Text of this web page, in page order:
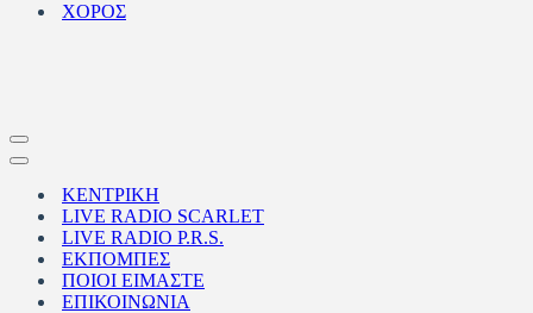
ΧΟΡΟΣ
Μενού
πλοήγησης
Μενού
πλοήγησηςΚΕΝΤΡΙΚΗ
LIVE RADIO SCARLET
LIVE RADIO P.R.S.
ΕΚΠΟΜΠΕΣ
ΠΟΙΟΙ ΕΙΜΑΣΤΕ
ΕΠΙΚΟΙΝΩΝΙΑ